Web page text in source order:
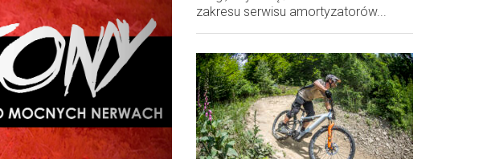
zakresu serwisu amortyzatorów...